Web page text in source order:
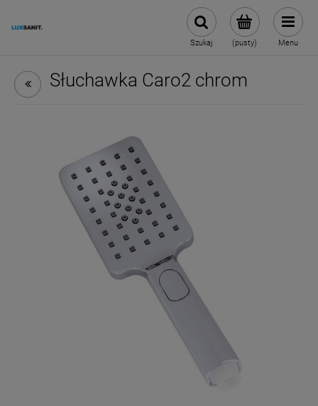
(pusty)
Szukaj Menu
Słuchawka Caro2 chrom